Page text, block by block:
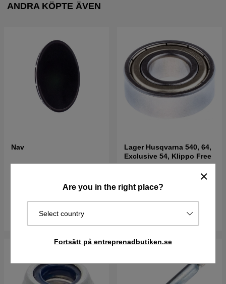
Are you in the right place?
Select country
Fortsätt på entreprenadbutiken.se
ANDRA KÖPTE ÄVEN
Nav
Best. vara. Skickas om 2-5
Köp
Lager Husqvarna 540, 64,
Exclusive 54, Klippo Free
Köp